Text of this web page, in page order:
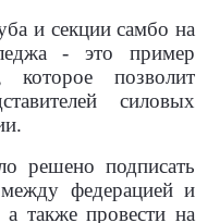
и секции самбо на
- это пример
которое позволит
силовых
решено подписать
между федерацией и
также провести на